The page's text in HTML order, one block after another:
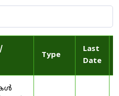
Type
Last
Date